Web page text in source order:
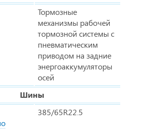
Тормозные
механизмы рабочей
тормозной системы с
пневматическим
приводом на задние
энергоаккумуляторы
осей
Шины
385/65R22.5